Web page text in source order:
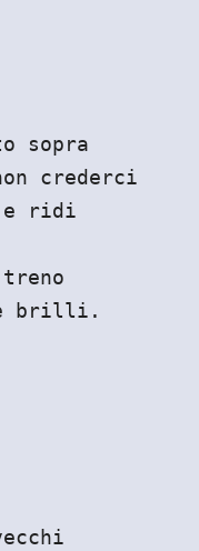
sopra
crederci
e ridi
e brilli.